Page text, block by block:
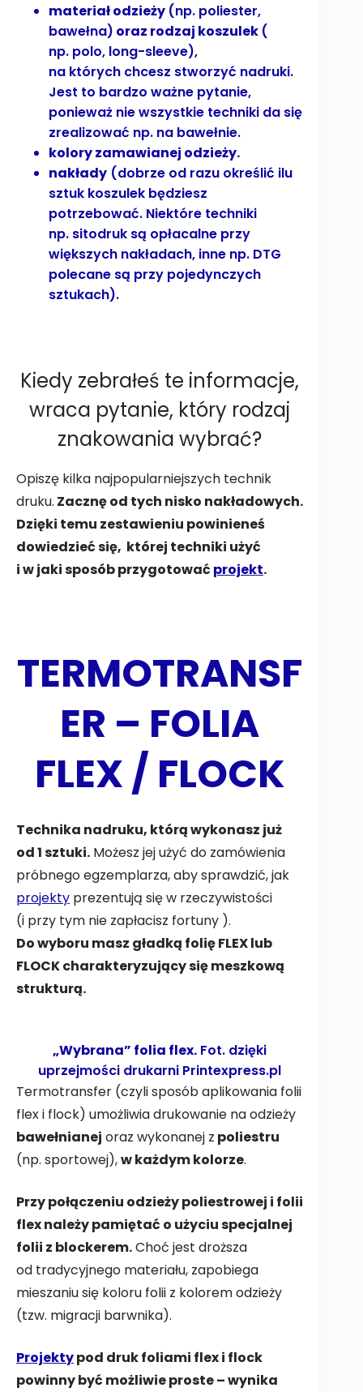
materiał odzieży (np. poliester,
bawełna) oraz rodzaj koszulek (
np. polo, long-sleeve),
na których chcesz stworzyć nadruki.
Jest to bardzo ważne pytanie,
ponieważ nie wszystkie techniki da się
zrealizować np. na bawełnie.
kolory zamawianej odzieży.
nakłady (dobrze od razu określić ilu
sztuk koszulek będziesz
potrzebować. Niektóre techniki
np. sitodruk są opłacalne przy
większych nakładach, inne np. DTG
polecane są przy pojedynczych
sztukach).
Kiedy zebrałeś te informacje,
wraca pytanie, który rodzaj
znakowania wybrać?
Opiszę kilka najpopularniejszych technik
druku. Zacznę od tych nisko nakładowych.
Dzięki temu zestawieniu powinieneś
dowiedzieć się, której techniki użyć
i w jaki sposób przygotować projekt.
TERMOTRANSF
ER – FOLIA
FLEX / FLOCK
Technika nadruku, którą wykonasz już
od 1 sztuki. Możesz jej użyć do zamówienia
próbnego egzemplarza, aby sprawdzić, jak
projekty prezentują się w rzeczywistości
(i przy tym nie zapłacisz fortuny ).
Do wyboru masz gładką folię FLEX lub
FLOCK charakteryzujący się meszkową
strukturą.
„Wybrana” folia flex. Fot. dzięki
uprzejmości drukarni Printexpress.pl
Termotransfer (czyli sposób aplikowania folii
flex i flock) umożliwia drukowanie na odzieży
bawełnianej oraz wykonanej z poliestru
(np. sportowej),w każdym kolorze.
Przy połączeniu odzieży poliestrowej i folii
flex należy pamiętać o użyciu specjalnej
folii z blockerem.Choć jest droższa
od tradycyjnego materiału, zapobiega
mieszaniu się koloru folii z kolorem odzieży
(tzw. migracji barwnika).
Projektypod druk foliami flex i flock
powinny być możliwie proste – wynika